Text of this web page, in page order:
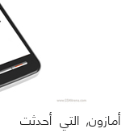
أمازون, التي أحدثت